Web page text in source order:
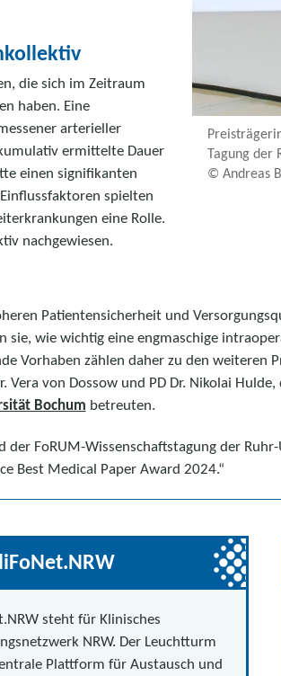
Tagung der
© Andreas
die sich im Zeitraum
haben. Eine
arterieller
ermittelte Dauer
einen signifikanten
spielten
eine Rolle.
nachgewiesen.
Patientensicherheit und
wie wichtig eine engmaschige
Vorhaben zählen daher zu den weiteren
von Dossow und PD Dr. Nikolai
Bochum betreuten.
FoRUM-Wissenschaftstagung der
Best Medical Paper Award 2024.“
steht für Klinisches
NRW. Der Leuchtturm
Plattform für Austausch und